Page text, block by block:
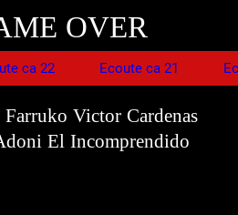
OVER
ca 22 Ecoute ca 21
Victor Cardenas
Dj Adoni El Incomprendido